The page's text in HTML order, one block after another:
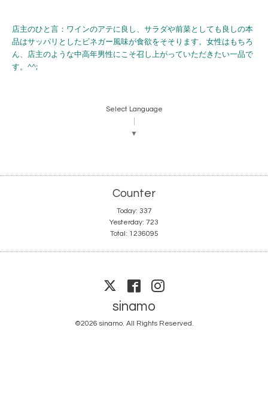
店主のひと言：ワインのアテに良し、サラダや前菜としても良しの本
品はサッパリとしたビネガー風味が食欲をそそります。女性はもちろ
ん、店主のような中高年男性にこそ召し上がっていただきたい一品で
す。^^;
Select Language
▼
Counter
Today: 337
Yesterday: 723
Total: 1236095
sinamo
©2026 sinamo. All Rights Reserved.